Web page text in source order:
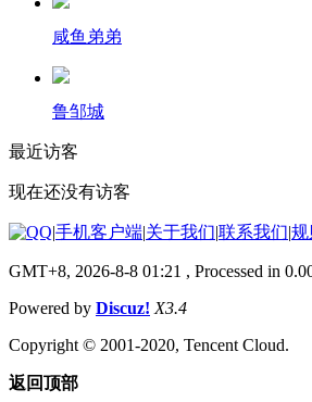
咸鱼弟弟
鲁邹城
最近访客
现在还没有访客
|手机客户端|关于我们|联系我们|规
GMT+8, 2026-8-8 01:21 , Processed in
Powered by Discuz! X3.4
Copyright © 2001-2020, Tencent Cloud.
返回顶部